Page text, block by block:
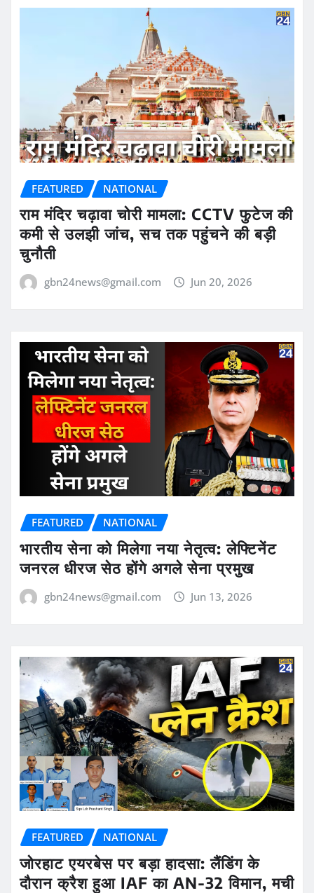
FEATURED NATIONAL
राम मंदिर चढ़ावा चोरी मामला: CCTV फुटेज की
कमी से उलझी जांच, सच तक पहुंचने की बड़ी
चुनौती
gbn24news@gmail.com Jun 20, 2026
FEATURED NATIONAL
भारतीय सेना को मिलेगा नया नेतृत्व: लेफ्टिनेंट
जनरल धीरज सेठ होंगे अगले सेना प्रमुख
gbn24news@gmail.com Jun 13, 2026
FEATURED NATIONAL
जोरहाट एयरबेस पर बड़ा हादसा: लैंडिंग के
दौरान क्रैश हुआ IAF का AN-32 विमान, मची